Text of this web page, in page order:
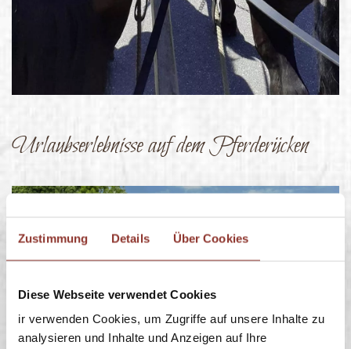
Zustimmung Details Über Cookies
Diese Webseite verwendet Cookies
ir verwenden Cookies, um Zugriffe auf unsere Inhalte zu
analysieren und Inhalte und Anzeigen auf Ihre
Urlaubserlebnisse auf dem Pferderücken